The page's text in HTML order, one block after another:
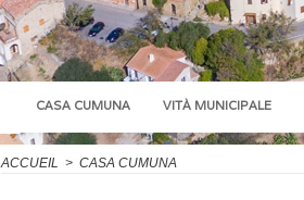
CASA CUMUNA VITÀ MUNICIPALE
ACCUEIL > CASA CUMUNA